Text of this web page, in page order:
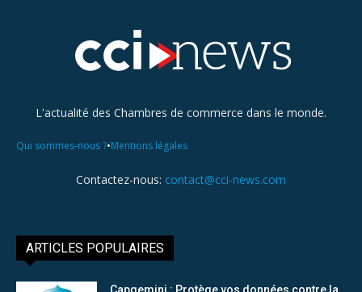
L'actualité des Chambres de commerce dans le monde.
Qui sommes-nous ?•Mentions légales
Contactez-nous: contact@cci-news.com
ARTICLES POPULAIRES